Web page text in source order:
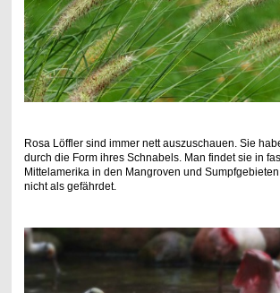
Rosa Löffler sind immer nett auszuschauen. Sie
durch die Form ihres Schnabels. Man findet sie in
Mittelamerika in den Mangroven und
nicht als gefährdet.